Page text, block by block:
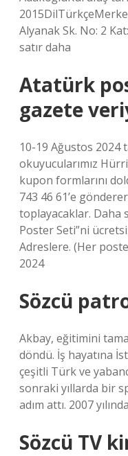
Alyanak Sk. No: 2
satır daha
Atatürk
gazete
10-19 Ağustos 2024
okuyucularımız
kupon formlarını
743 46 61’e
toplayacaklar. Daha
Poster Seti”ni
Adreslere. (Her
2024
Sözcü
Akbay, eğitimini
döndü. İş hayatına
çeşitli Türk ve
sonraki yıllarda bir
adım attı. 2007
Sözcü TV